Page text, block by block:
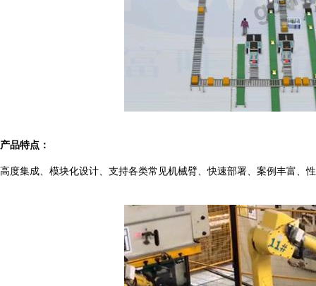
产品特点：
高度集成、模块化设计、支持各类常见机械臂、快速部署、案例丰富、